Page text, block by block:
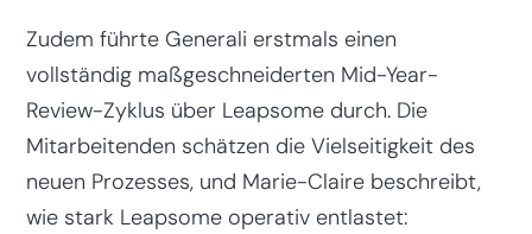
Zudem führte Generali erstmals einen
vollständig maßgeschneiderten Mid-Year-
Review-Zyklus über Leapsome durch. Die
Mitarbeitenden schätzen die Vielseitigkeit des
neuen Prozesses, und Marie-Claire beschreibt,
wie stark Leapsome operativ entlastet: